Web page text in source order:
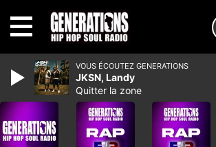
VOUS ÉCOUTEZ GENERATIONS
JKSN, Landy
Quitter la zone